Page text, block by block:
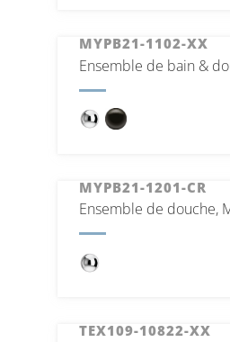
MYPB21-1102-XX
Ensemble de bain &
MYPB21-1201-CR
Ensemble de douche,
TEX109-10822-XX